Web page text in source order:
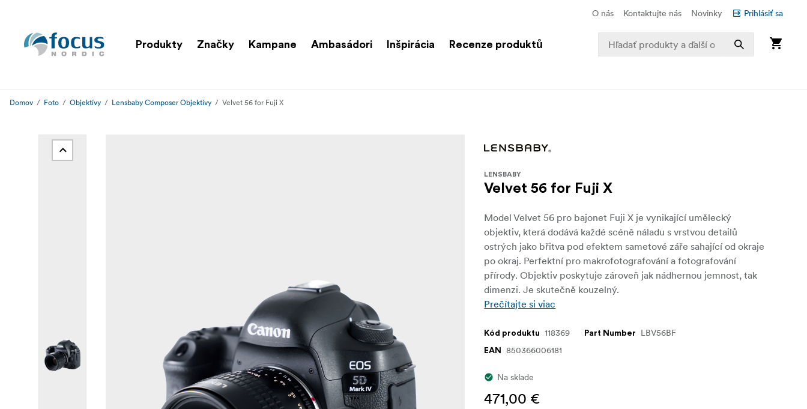
O nás Kontaktujte nás Novinky Prihlásiť sa
Produkty Značky Kampane Ambasádori Inšpirácia Recenze produktů
Domov Foto Objektívy Lensbaby Composer Objektívy Velvet 56 for Fuji X
LENSBABY
Velvet 56 for Fuji X
Model Velvet 56 pro bajonet Fuji X je vynikající umělecký
objektiv, která dodává každé scéně náladu s vrstvou detailů
ostrých jako břitva pod efektem sametové záře sahající od okraje
po okraj. Perfektní pro makrofotografování a fotografování
přírody. Objektiv poskytuje zároveň jak nádhernou jemnost, tak
dimenzi. Je skutečně kouzelný.
Prečítajte si viac
Kód produktu 118369 Part Number LBV56BF
EAN 850366006181
Na sklade
471,00 €